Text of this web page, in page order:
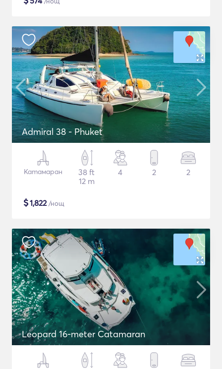
Admiral 38 - Phuket
Катамаран
38 ft
12 m
4 2 2
$1,822/нощ
Leopard 16-meter Catamaran